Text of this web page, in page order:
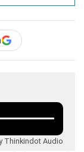
Thinkindot Audio